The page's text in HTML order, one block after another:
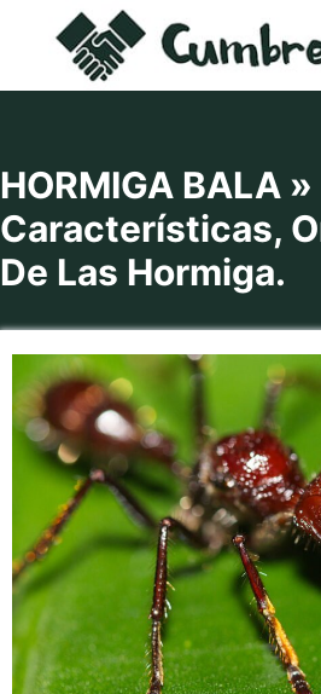
contenido
HORMIGA BALA »
Características,
De Las Hormiga.